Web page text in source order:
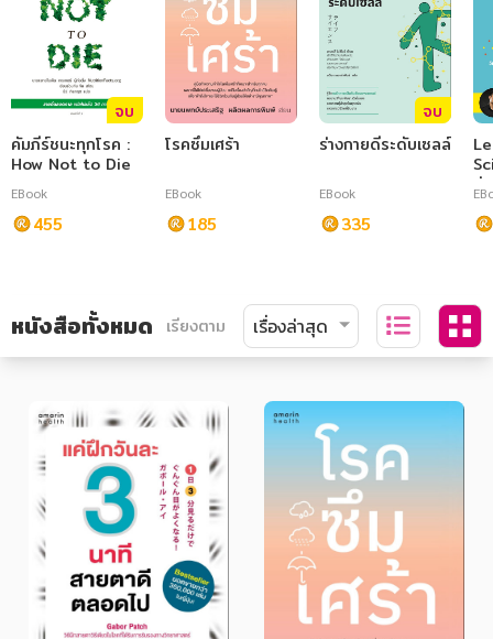
หมวดหมู่หนังสือ
หมวดหมู่ยอดนิยม
จบ
คัมภีร์ชนะทุกโรค :
How Not to Die
EBook
455
โรคซึมเศร้า
EBook
185
จบ
ร่างกายดีระดับเซลล์
EBook
335
ร่
เ
หนังสือทั้งหมด เรียงตาม